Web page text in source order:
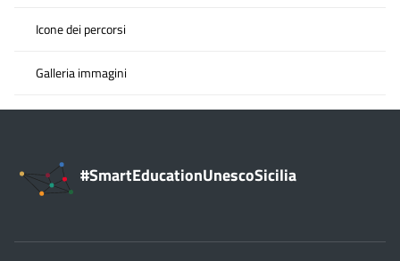
Icone dei percorsi
Galleria immagini
#SmartEducationUnescoSicilia